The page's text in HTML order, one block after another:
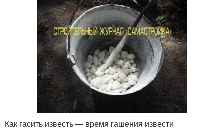
Как гасить известь — время гашения извести